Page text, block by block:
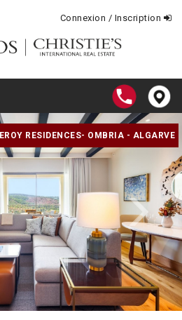
Connexion / Inscription
RESIDENCES- OMBRIA - ALGARVE